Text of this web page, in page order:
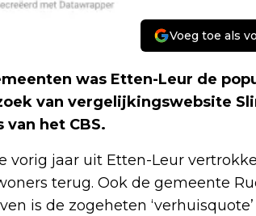
Voeg toe als
was Etten-Leur de
van vergelijkingswebsite
het CBS.
vorig jaar uit Etten-Leur
terug. Ook de gemeente
is de zogeheten